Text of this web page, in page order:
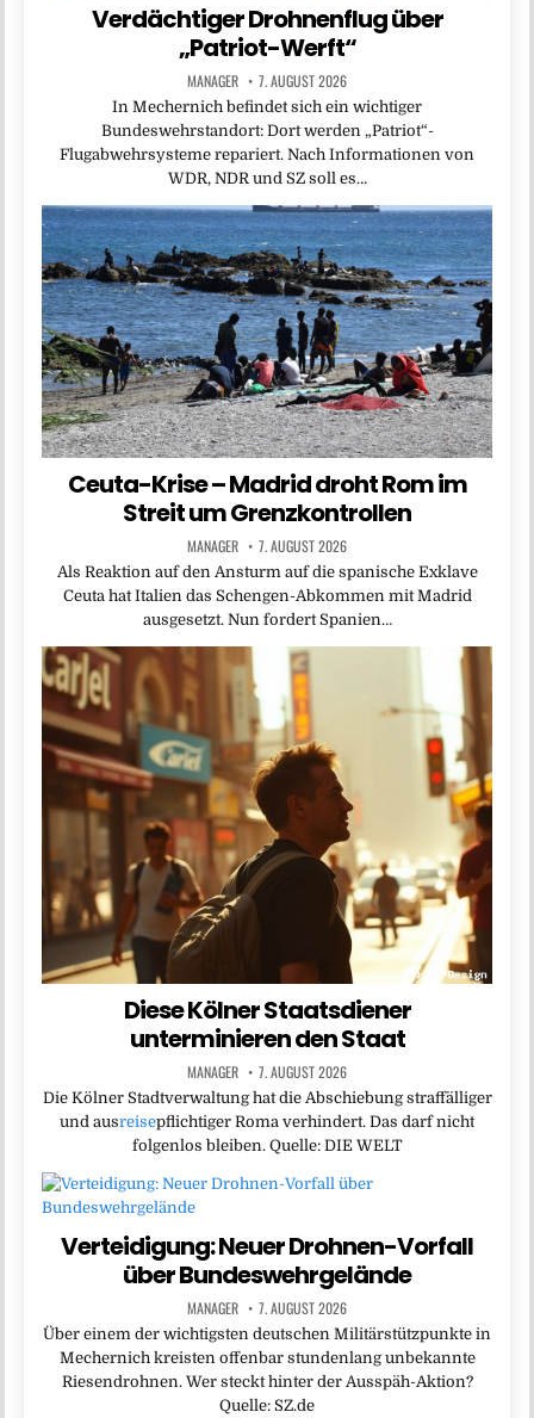
Verdächtiger Drohnenflug über
„Patriot-Werft“
MANAGER 7. AUGUST 2026
In Mechernich befindet sich ein wichtiger
Bundeswehrstandort: Dort werden „Patriot“-
Flugabwehrsysteme repariert. Nach Informationen von
WDR, NDR und SZ soll es…
Ceuta-Krise – Madrid droht Rom im
Streit um Grenzkontrollen
MANAGER 7. AUGUST 2026
Als Reaktion auf den Ansturm auf die spanische Exklave
Ceuta hat Italien das Schengen-Abkommen mit Madrid
ausgesetzt. Nun fordert Spanien…
Diese Kölner Staatsdiener
unterminieren den Staat
MANAGER 7. AUGUST 2026
Die Kölner Stadtverwaltung hat die Abschiebung straffälliger
und ausreisepflichtiger Roma verhindert. Das darf nicht
folgenlos bleiben. Quelle: DIE WELT
Verteidigung: Neuer Drohnen-Vorfall
über Bundeswehrgelände
MANAGER 7. AUGUST 2026
Über einem der wichtigsten deutschen Militärstützpunkte in
Mechernich kreisten offenbar stundenlang unbekannte
Riesendrohnen. Wer steckt hinter der Ausspäh-Aktion?
Quelle: SZ.de